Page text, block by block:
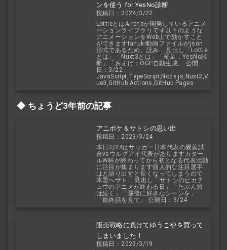
ンを使う for YesNo診断
投稿日：2024/3/22
LottieとはAirbnbが開発しているアニメ
ーションライブラリです以下のような
アニメーションをWeb上で動かすこと
ができますtanuki動画ファイルがjson
形式であるため、読み... 見出し「Lottie
とは」「Nuxt3とは」「補足：YesNo診
断」「おまけ：OGP自動生成」 公開
日：3/22
JavaScript,TypeScript,Node.js,Nuxt3,V
ue3,GitHub Actions,GitHub Pages
ちょうど3年前の記事
アニポケ＆サトシの思い出
投稿日：2023/3/24
本日3/24はサッカー日本代表の親善試
合vsウルグアイ代表がありますカター
ルW杯が終わってから初となる代表活動
に注目が集まります個人的な注目選手
はと語り出すと長くなってしまうので
本題へサト... 見出し「サトシのピカチ
ュウのアニメが終わる日」「たぶん旅
は続く」「最後に好きなシーンを」
「最終話を見て」 公開日：3/24
販売戦略に負けてゆうこやを買って
しまいました！
投稿日：2023/3/19